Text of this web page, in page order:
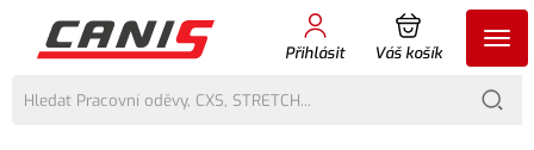
Přihlásit Váš košík